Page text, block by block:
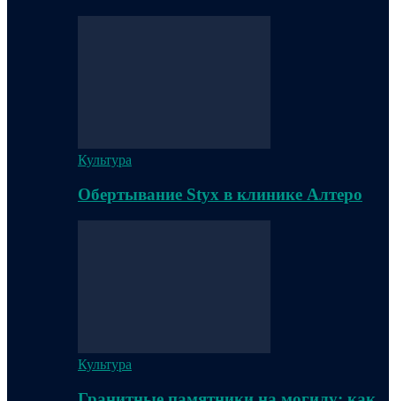
Культура
Обертывание Styx в клинике Алтеро
Культура